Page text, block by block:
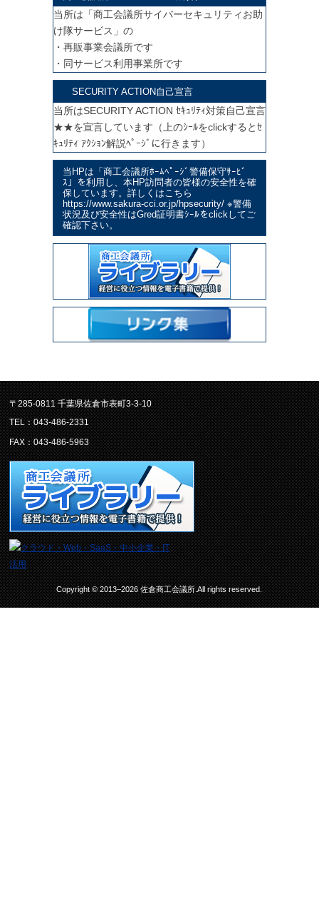
当所は「商工会議所サイバーセキュリティお助
け隊サービス」の
・再販事業会議所です
・同サービス利用事業所です
SECURITY ACTION自己宣言
当所はSECURITY ACTION ｾｷｭﾘﾃｨ対策自己宣言
★★を宣言しています（上のｼｰﾙをclickするとｾ
ｷｭﾘﾃｨ ｱｸｼｮﾝ解説ﾍﾟｰｼﾞに行きます）
当HPは「商工会議所ﾎｰﾑﾍﾟｰｼﾞ警備保守ｻｰﾋﾞ
ｽ」を利用し、本HP訪問者の皆様の安全性を確
保しています。詳しくはこちら
https://www.sakura-cci.or.jp/hpsecurity/ ※警備
状況及び安全性はGred証明書ｼｰﾙをclickしてご
確認下さい。
〒285-0811 千葉県佐倉市表町3-3-10
TEL：043-486-2331
FAX：043-486-5963
Copyright © 2013–2026 佐倉商工会議所.All rights reserved.